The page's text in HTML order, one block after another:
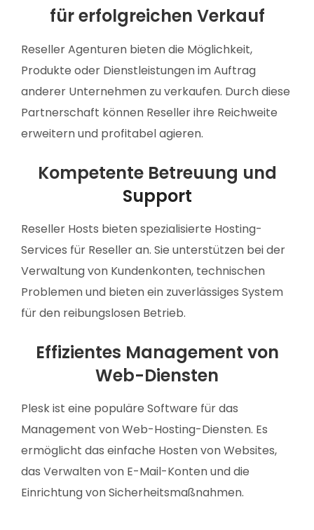
für erfolgreichen Verkauf
Reseller Agenturen bieten die Möglichkeit,
Produkte oder Dienstleistungen im Auftrag
anderer Unternehmen zu verkaufen. Durch diese
Partnerschaft können Reseller ihre Reichweite
erweitern und profitabel agieren.
Kompetente Betreuung und
Support
Reseller Hosts bieten spezialisierte Hosting-
Services für Reseller an. Sie unterstützen bei der
Verwaltung von Kundenkonten, technischen
Problemen und bieten ein zuverlässiges System
für den reibungslosen Betrieb.
Effizientes Management von
Web-Diensten
Plesk ist eine populäre Software für das
Management von Web-Hosting-Diensten. Es
ermöglicht das einfache Hosten von Websites,
das Verwalten von E-Mail-Konten und die
Einrichtung von Sicherheitsmaßnahmen.